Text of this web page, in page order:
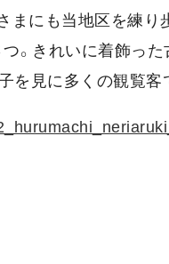
まにも当地区を練
。きれいに着飾っ
を見に多くの観覧客